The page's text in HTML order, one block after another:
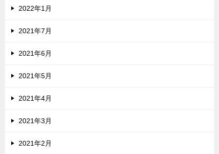
2022年1月
2021年7月
2021年6月
2021年5月
2021年4月
2021年3月
2021年2月